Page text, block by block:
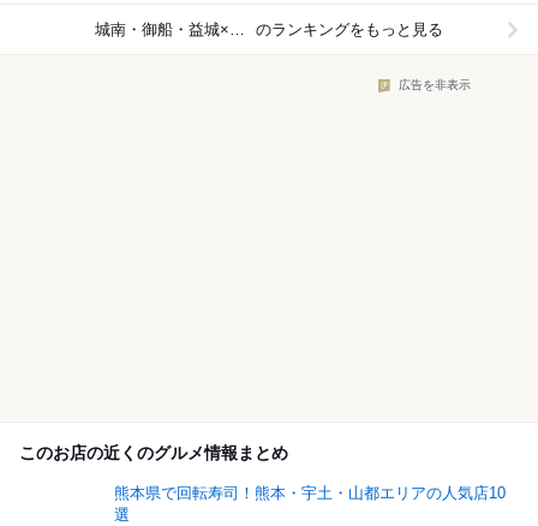
城南・御船・益城×日本料理 のランキングをもっと見る
広告を非表示
このお店の近くのグルメ情報まとめ
熊本県で回転寿司！熊本・宇土・山都エリアの人気店10
選